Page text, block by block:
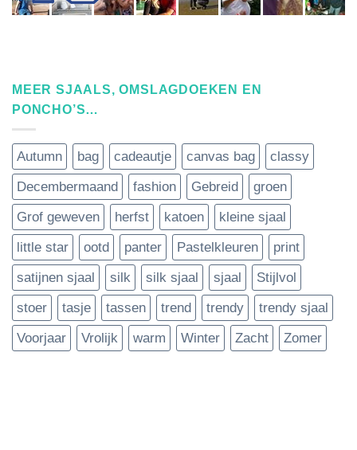
MEER SJAALS, OMSLAGDOEKEN EN
PONCHO’S…
Autumn bag cadeautje canvas bag
classy
Decembermaand
fashion Gebreid
groen
Grof geweven
herfst katoen
kleine sjaal
little star
ootd panter Pastelkleuren
print
satijnen sjaal
silk silk sjaal sjaal
Stijlvol
stoer
tasje tassen trend trendy
trendy sjaal
Voorjaar
Vrolijk warm Winter Zacht Zomer